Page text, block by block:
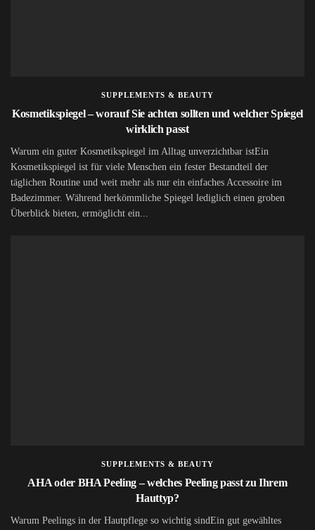
SUPPLEMENTS & BEAUTY
Kosmetikspiegel – worauf Sie achten sollten und welcher Spiegel
wirklich passt
Warum ein guter Kosmetikspiegel im Alltag unverzichtbar istEin
Kosmetikspiegel ist für viele Menschen ein fester Bestandteil der
täglichen Routine und weit mehr als nur ein einfaches Accessoire im
Badezimmer. Während herkömmliche Spiegel lediglich einen groben
Überblick bieten, ermöglicht ein...
SUPPLEMENTS & BEAUTY
AHA oder BHA Peeling – welches Peeling passt zu Ihrem
Hauttyp?
Warum Peelings in der Hautpflege so wichtig sindEin gut gewähltes